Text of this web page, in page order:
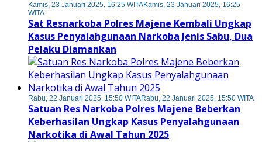
Kamis, 23 Januari 2025, 16:25 WITAKamis, 23 Januari 2025, 16:25
WITA
Sat Resnarkoba Polres Majene Kembali Ungkap
Kasus Penyalahgunaan Narkoba Jenis Sabu, Dua
Pelaku Diamankan
Rabu, 22 Januari 2025, 15:50 WITARabu, 22 Januari 2025, 15:50 WITA
Satuan Res Narkoba Polres Majene Beberkan
Keberhasilan Ungkap Kasus Penyalahgunaan
Narkotika di Awal Tahun 2025